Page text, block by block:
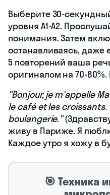
Выберите 30-
уровня A1-A2.
понимания. Затем
останавливаясь, даже
5 повторений ваша
оригиналом на 70-
"Bonjour, je m'appelle
le café et les croissants.
boulangerie."
живу в Париже. Я
Каждое утро я хожу в
🎯 Техника